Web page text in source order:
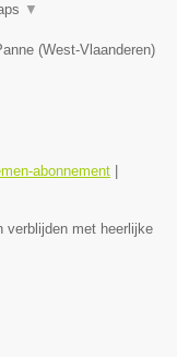
▼
(West-Vlaanderen)
abonnement
verblijden met heerlijke